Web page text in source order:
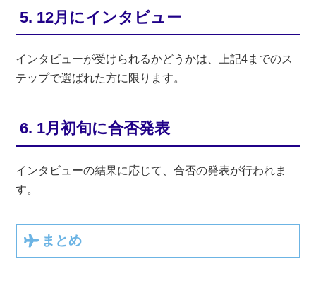
5. 12月にインタビュー
インタビューが受けられるかどうかは、上記4までのス
テップで選ばれた方に限ります。
6. 1月初旬に合否発表
インタビューの結果に応じて、合否の発表が行われま
す。
まとめ